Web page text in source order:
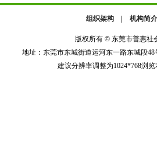
组织架构 机构简介
版权所有 © 东莞市普惠社
地址：东莞市东城街道运河东一路东城段48
建议分辨率调整为1024*768浏